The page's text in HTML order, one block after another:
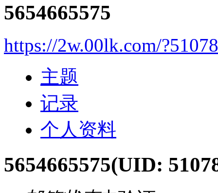
5654665575
https://2w.00lk.com/?51078
主题
记录
个人资料
5654665575(UID: